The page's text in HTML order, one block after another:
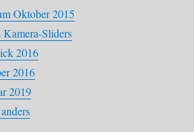
Oktober 2015
Sliders
2016
2016
2019